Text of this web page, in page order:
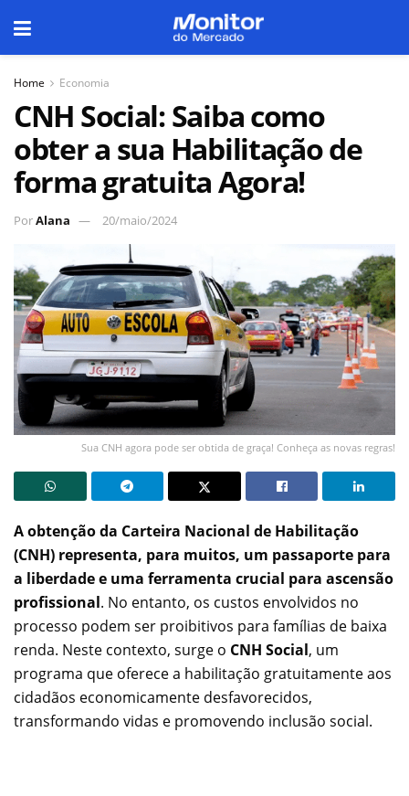
Home Economia
CNH Social: Saiba como
obter a sua Habilitação de
forma gratuita Agora!
PorAlana 20/maio/2024
Sua CNH agora pode ser obtida de graça! Conheça as novas regras!
A obtenção da Carteira Nacional de Habilitação
(CNH) representa, para muitos, um passaporte para
a liberdade e uma ferramenta crucial para ascensão
profissional. No entanto, os custos envolvidos no
processo podem ser proibitivos para famílias de baixa
renda. Neste contexto, surge o CNH Social, um
programa que oferece a habilitação gratuitamente aos
cidadãos economicamente desfavorecidos,
transformando vidas e promovendo inclusão social.